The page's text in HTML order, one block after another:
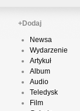
+Dodaj
Newsa
Wydarzenie
Artykuł
Album
Audio
Teledysk
Film